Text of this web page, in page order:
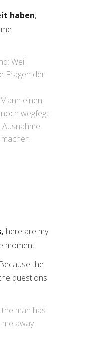
haben,
Weil
Fragen der
einen
wegfegt
Ausnahme-
here are my
moment:
the
questions
the man has
me away